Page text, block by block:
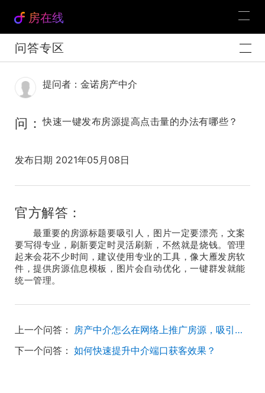
房在线
问答专区
提问者：金诺房产中介
问： 快速一键发布房源提高点击量的办法有哪些？
发布日期 2021年05月08日
官方解答：
最重要的房源标题要吸引人，图片一定要漂亮，文案
要写得专业，刷新要定时灵活刷新，不然就是烧钱。管理
起来会花不少时间，建议使用专业的工具，像大雁发房软
件，提供房源信息模板，图片会自动优化，一键群发就能
统一管理。
上一个问答：
房产中介怎么在网络上推广房源，吸引更多的客户？
下一个问答： 如何快速提升中介端口获客效果？